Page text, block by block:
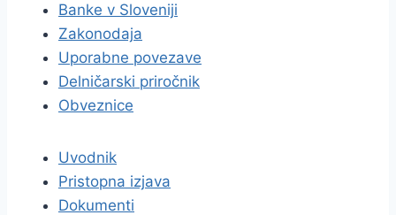
Banke v Sloveniji
Zakonodaja
Uporabne povezave
Delničarski priročnik
Obveznice
Uvodnik
Pristopna izjava
Dokumenti